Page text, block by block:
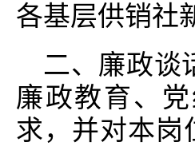
各基层供销社
二、廉政谈
廉政教育、
求，并对本岗